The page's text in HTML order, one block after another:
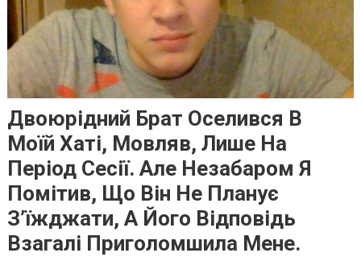
Двоюрідний Брат Оселився В
Моїй Хаті, Мовляв, Лише На
Період Сесії. Але Незабаром Я
Помітив, Що Він Не Планує
З’їжджати, А Його Відповідь
Взагалі Приголомшила Мене.